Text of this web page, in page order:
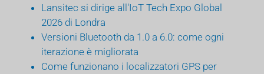
Lansitec si dirige all'IoT Tech Expo Global
2026 di Londra
Versioni Bluetooth da 1.0 a 6.0: come ogni
iterazione è migliorata
Come funzionano i localizzatori GPS per